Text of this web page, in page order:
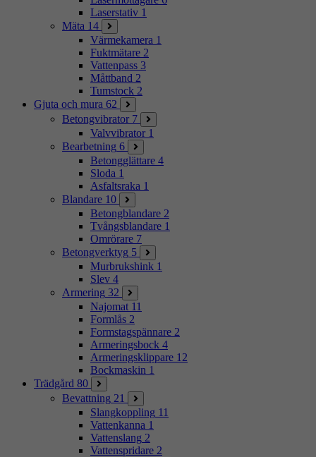
Laserstativ 1
Mäta 14
Värmekamera 1
Fuktmätare 2
Vattenpass 3
Måttband 2
Tumstock 2
Gjuta och mura 62
Betongvibrator 7
Valvvibrator 1
Bearbetning 6
Betongglättare 4
Sloda 1
Asfaltsraka 1
Blandare 10
Betongblandare 2
Tvångsblandare 1
Omrörare 7
Betongverktyg 5
Murbrukshink 1
Slev 4
Armering 32
Najomat 11
Formlås 2
Formstagspännare 2
Armeringsbock 4
Armeringsklippare 12
Bockmaskin 1
Trädgård 80
Bevattning 21
Slangkoppling 11
Vattenkanna 1
Vattenslang 2
Vattenspridare 2